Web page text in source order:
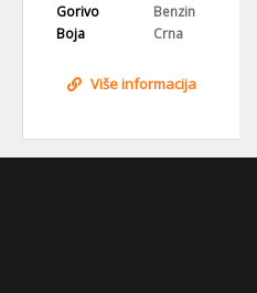
Gorivo
Benzin
Boja
Crna
Više informacija